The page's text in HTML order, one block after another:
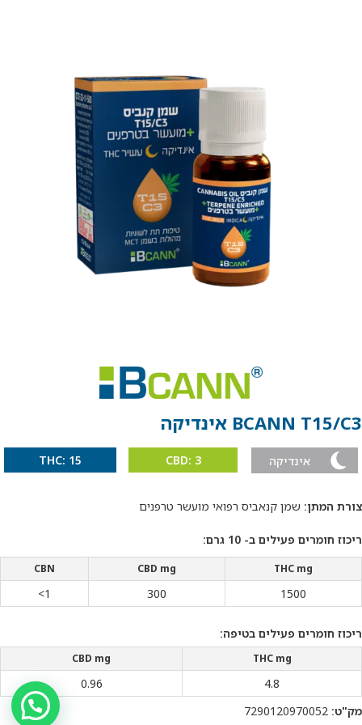
BCANN T15/C3 אינדיקה
אינדיקה CBD: 3
THC: 15
צורת המתן: שמן קנאביס רפואי מועשר טרפנים
ריכוז חומרים פעילים ב- 10 גרם:
THC mg
CBD mg
CBN
1500
300
1>
ריכוז חומרים פעילים בטיפה:
THC mg
CBD mg
4.8
0.96
מק"ט: 7290120970052